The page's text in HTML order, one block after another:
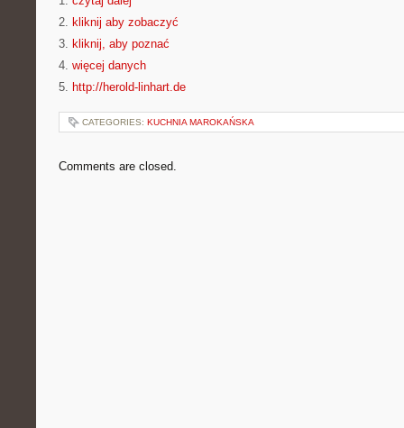
2. kliknij aby zobaczyć
3. kliknij, aby poznać
4. więcej danych
5. http://herold-linhart.de
CATEGORIES: KUCHNIA MAROKAŃSKA
Comments are closed.